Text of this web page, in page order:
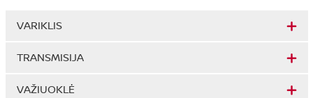
VARIKLIS
TRANSMISIJA
VAŽIUOKLĖ